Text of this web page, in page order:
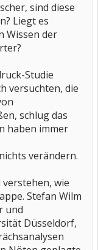
sind diese
Liegt es
Wissen der
Studie
versuchten, die
schlug das
haben immer
verändern.
wie
Stefan Wilm
und
Düsseldorf,